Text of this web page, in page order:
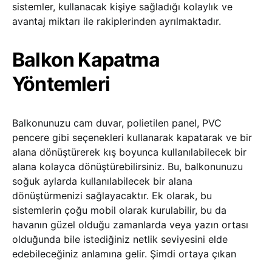
sistemler, kullanacak kişiye sağladığı kolaylık ve
avantaj miktarı ile rakiplerinden ayrılmaktadır.
Balkon Kapatma
Yöntemleri
Balkonunuzu cam duvar, polietilen panel, PVC
pencere gibi seçenekleri kullanarak kapatarak ve bir
alana dönüştürerek kış boyunca kullanılabilecek bir
alana kolayca dönüştürebilirsiniz. Bu, balkonunuzu
soğuk aylarda kullanılabilecek bir alana
dönüştürmenizi sağlayacaktır. Ek olarak, bu
sistemlerin çoğu mobil olarak kurulabilir, bu da
havanın güzel olduğu zamanlarda veya yazın ortası
olduğunda bile istediğiniz netlik seviyesini elde
edebileceğiniz anlamına gelir. Şimdi ortaya çıkan